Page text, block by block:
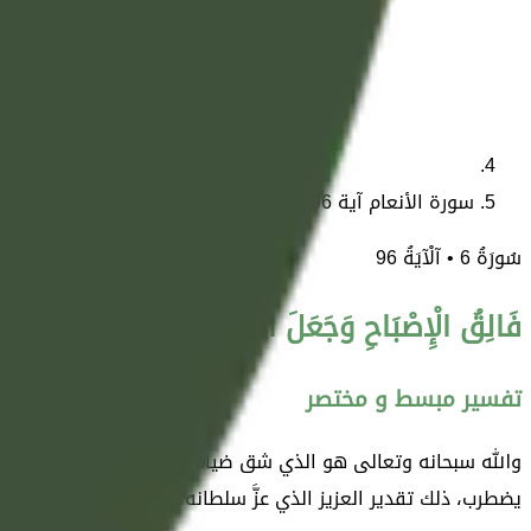
سورة الأنعام آية 96
سُورَةُ6• آلْآيَةُ96
فَالِقُ الْإِصْبَاحِ وَجَعَلَ اللَّيْلَ سَكَنًا وَالشَّمْسَ
تفسير مبسط و مختصر
والله سبحانه وتعالى هو الذي شق ضياء الصباح من ظلام
يضطرب، ذلك تقدير العزيز الذي عزَّ سلطانه، العليم بمصالح خلقه